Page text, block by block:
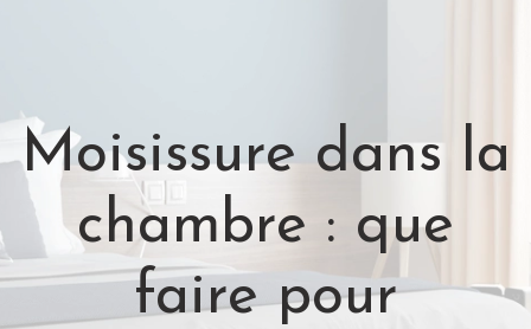
Moisissure dans la
chambre : que
faire pour